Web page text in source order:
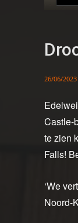
26/06/2023
Castle-
te zien
Falls!
‘We
Noord-